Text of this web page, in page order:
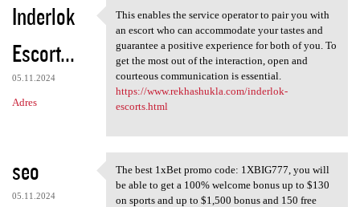
Inderlok
Escort...
05.11.2024
Adres
This enables the service
This enables the service operator to pair you with
an escort who can accommodate your tastes and
guarantee a positive experience for both of you. To
get the most out of the interaction, open and
courteous communication is essential.
https://www.rekhashukla.com/inderlok-
escorts.html
seo
05.11.2024
The best 1xBet promo code:
The best 1xBet promo code: 1XBIG777, you will
be able to get a 100% welcome bonus up to $130
on sports and up to $1,500 bonus and 150 free